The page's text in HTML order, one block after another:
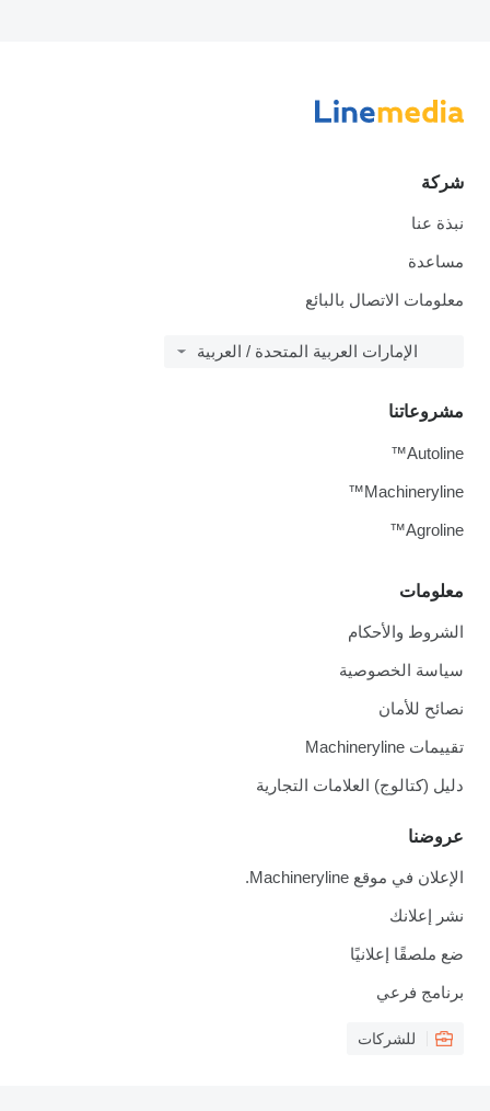
شركة
نبذة عنا
مساعدة
معلومات الاتصال بالبائع
الإمارات العربية المتحدة / العربية
معلومات
الشروط والأحكام
سياسة الخصوصية
نصائح للأمان
تقييمات Machineryline
دليل (كتالوج) العلامات التجارية
عروضنا
الإعلان في موقع Machineryline.
نشر إعلانك
ضع ملصقًا إعلانيًا
برنامج فرعي
للشركات
مشروعاتنا
Autoline™
Machineryline™
Agroline™